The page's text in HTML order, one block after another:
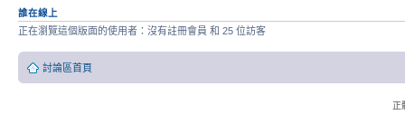
誰在線上
正在瀏覽這個版面的使用者：沒有註冊會員 和 25 位訪客
討論區首頁
正